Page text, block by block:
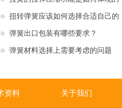
扭转弹簧应该如何选择合适自己的
弹簧出口包装有哪些要求？
弹簧材料选择上需要考虑的问题
资料 关于我们